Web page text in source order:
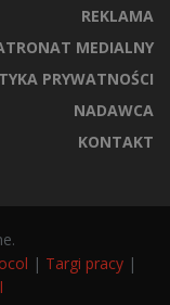
REKLAMA
MEDIALNY
PRYWATNOŚCI
NADAWCA
KONTAKT
| Targi pracy |